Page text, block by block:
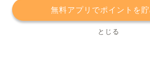
無料アプリでポイントを
とじる
プライバシーポリシー 利用規約
運
サービスに関してのお問い合わせ